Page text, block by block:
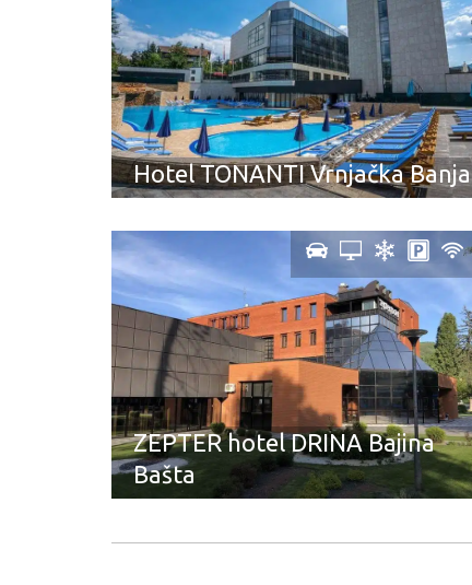
Hotel TONANTI Vrnjačka Banja
ZEPTER hotel DRINA Bajina
Bašta